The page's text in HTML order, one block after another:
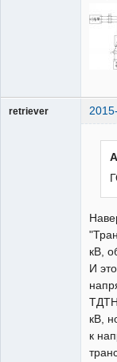
retriever
кВ,
И
кВ,
к